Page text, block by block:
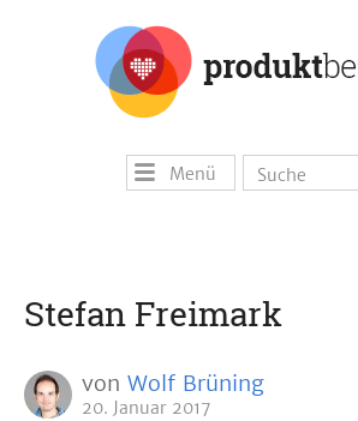
Menü
Stefan Freimark
von Wolf Brüning
20. Januar 2017